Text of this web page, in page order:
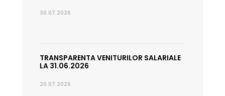
30.07.2026
TRANSPARENTA VENITURILOR SALARIALE
LA 31.06.2026
20.07.2026